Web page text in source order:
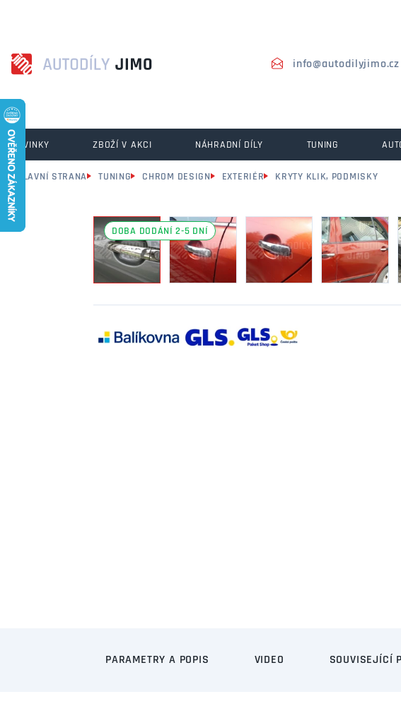
info@autodilyjimo.cz
NOVINKY ZBOŽÍ V AKCI NÁHRADNÍ DÍLY TUNING
HLAVNÍ STRANA TUNING CHROM DESIGN EXTERIÉR KRYTY KLIK, PODMISKY
DOBA DODÁNÍ 2-5 DNÍ
PARAMETRY A POPIS VIDEO SOUVISEJÍCÍ